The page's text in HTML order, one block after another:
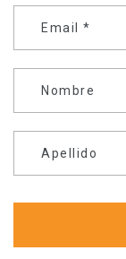
Email *
Nombre
Apellido